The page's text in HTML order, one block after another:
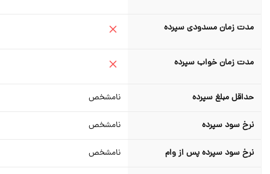
مدت زمان مسدودی سپرده
مدت زمان خواب سپرده
حداقل مبلغ سپرده نامشخص
نرخ سود سپرده نامشخص
نرخ سود سپرده پس از وام نامشخص